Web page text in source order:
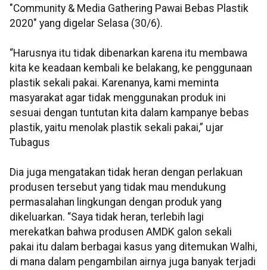
"Community & Media Gathering Pawai Bebas Plastik
2020" yang digelar Selasa (30/6).
“Harusnya itu tidak dibenarkan karena itu membawa
kita ke keadaan kembali ke belakang, ke penggunaan
plastik sekali pakai. Karenanya, kami meminta
masyarakat agar tidak menggunakan produk ini
sesuai dengan tuntutan kita dalam kampanye bebas
plastik, yaitu menolak plastik sekali pakai,” ujar
Tubagus
Dia juga mengatakan tidak heran dengan perlakuan
produsen tersebut yang tidak mau mendukung
permasalahan lingkungan dengan produk yang
dikeluarkan. “Saya tidak heran, terlebih lagi
merekatkan bahwa produsen AMDK galon sekali
pakai itu dalam berbagai kasus yang ditemukan Walhi,
di mana dalam pengambilan airnya juga banyak terjadi